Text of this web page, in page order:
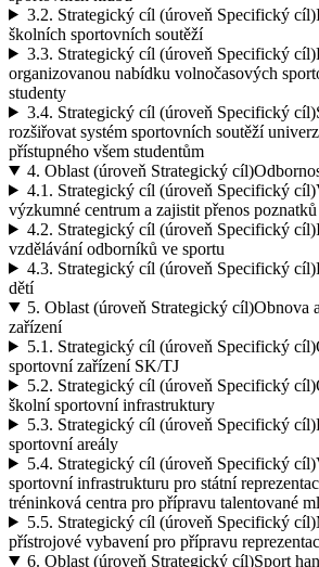
3.2. Strategický cíl (úroveň Specifický cíl)
školních sportovních soutěží
3.3. Strategický cíl (úroveň Specifický cíl)
organizovanou nabídku volnočasových
studenty
3.4. Strategický cíl (úroveň Specifický cíl)
rozšiřovat systém sportovních soutěží
přístupného všem studentům
4. Oblast (úroveň Strategický cíl)
4.1. Strategický cíl (úroveň Specifický cíl)
výzkumné centrum a zajistit přenos
4.2. Strategický cíl (úroveň Specifický cíl)
vzdělávání odborníků ve sportu
4.3. Strategický cíl (úroveň Specifický cíl)
dětí
5. Oblast (úroveň Strategický cíl)Obnova
zařízení
5.1. Strategický cíl (úroveň Specifický cíl)
sportovní zařízení SK/TJ
5.2. Strategický cíl (úroveň Specifický cíl)
školní sportovní infrastruktury
5.3. Strategický cíl (úroveň Specifický cíl)
sportovní areály
5.4. Strategický cíl (úroveň Specifický cíl)
sportovní infrastrukturu pro státní
tréninková centra pro přípravu talentované
5.5. Strategický cíl (úroveň Specifický cíl)
přístrojové vybavení pro přípravu
6. Oblast (úroveň Strategický cíl)Sport